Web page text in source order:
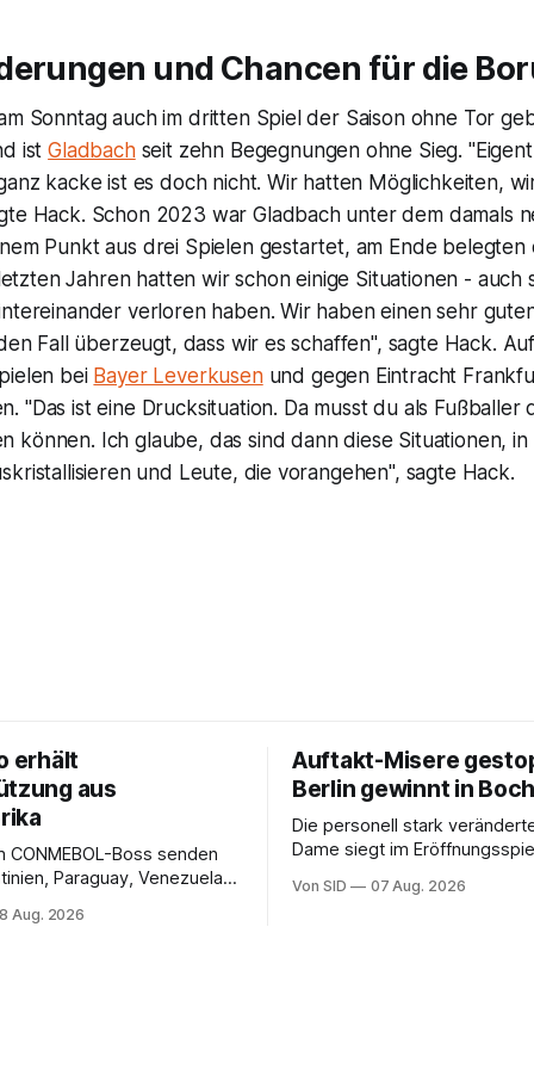
und Chancen für die
Sonntag auch im dritten Spiel der Saison ohne Tor
istGladbachseit zehn Begegnungen ohne Sieg.
kacke ist es doch nicht. Wir hatten Möglichkeiten,
Hack. Schon 2023 war Gladbach unter dem damals
Punkt aus drei Spielen gestartet, am Ende belegten
Jahren hatten wir schon einige Situationen - auch
verloren haben. Wir haben einen sehr
Fall überzeugt, dass wir es schaffen", sagte Hack.
bei Bayer Leverkusenund gegen Eintracht
"Das ist eine Drucksituation. Da musst du als Fußballer
können. Ich glaube, das sind dann diese Situationen,
und Leute, die vorangehen", sagte Hack.
erhält
aus
CONMEBOL-Boss senden
Paraguay, Venezuela
Aug. 2026
Auftakt-Misere
Berlin gewinnt in
Die personell stark
Dame siegt im
Von SID 07 Aug. 2026